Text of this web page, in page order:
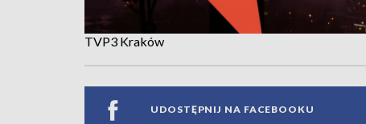
TVP3 Kraków
UDOSTĘPNIJ NA FACEBOOKU